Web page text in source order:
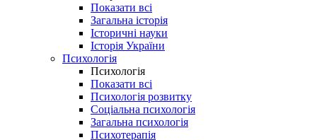
Показати всі
Загальна історія
Історичні науки
Історія України
Психологія
Психологія
Показати всі
Психологія розвитку
Соціальна психологія
Загальна психологія
Психотерапія